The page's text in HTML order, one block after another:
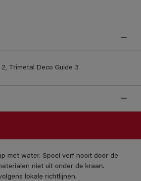
Trimetal Deco Guide 3
met water. Spoel verf nooit door de
niet uit onder de kraan.
lokale richtlijnen.